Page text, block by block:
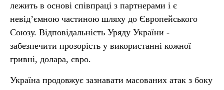
лежить в основі співпраці з партнерами і є
невід’ємною частиною шляху до Європейського
Союзу. Відповідальність Уряду України -
забезпечити прозорість у використанні кожної
гривні, долара, євро.
Україна продовжує зазнавати масованих атак з боку